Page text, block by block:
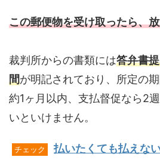
この郵便物を受け取ったら、
裁判所からの書類には答弁書
間が明記されており、所定の
約1ヶ月以内、支払督促なら2
いといけません。
チェック
払いたくても払えな